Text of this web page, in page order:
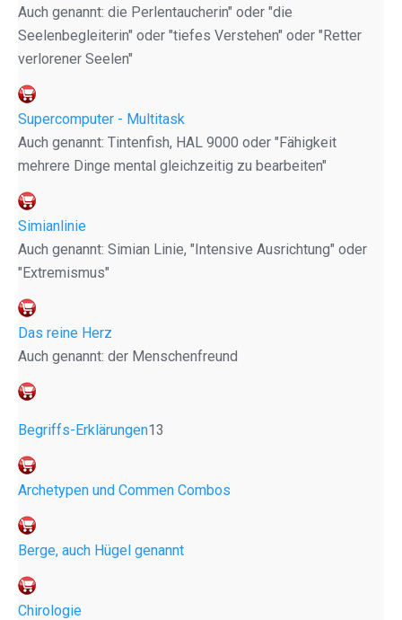
Auch genannt: die Perlentaucherin" oder "die
Seelenbegleiterin" oder "tiefes Verstehen" oder "Retter
verlorener Seelen"
Supercomputer - Multitask
Auch genannt: Tintenfish, HAL 9000 oder "Fähigkeit
mehrere Dinge mental gleichzeitig zu bearbeiten"
Simianlinie
Auch genannt: Simian Linie, "Intensive Ausrichtung" oder
"Extremismus"
Das reine Herz
Auch genannt: der Menschenfreund
Begriffs-Erklärungen13
Archetypen und Commen Combos
Berge, auch Hügel genannt
Chirologie